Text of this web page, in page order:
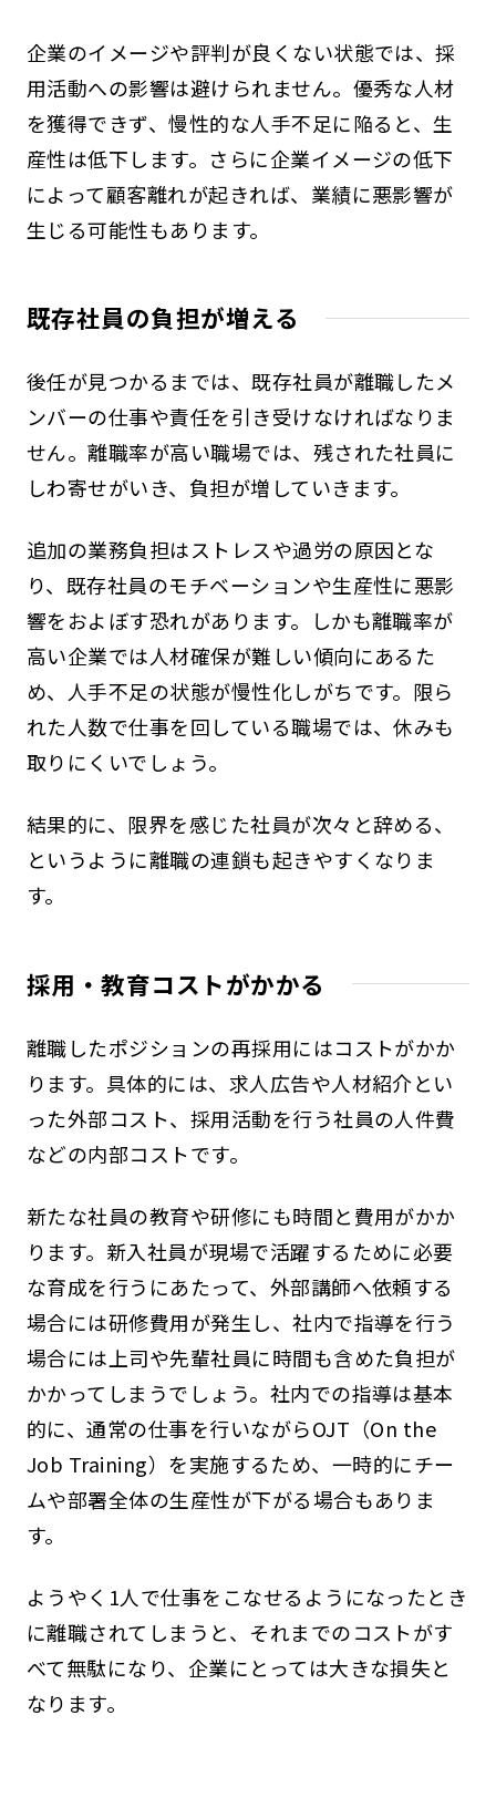
企業のイメージや評判が良くない状態では、採
用活動への影響は避けられません。優秀な人材
を獲得できず、慢性的な人手不足に陥ると、生
産性は低下します。さらに企業イメージの低下
によって顧客離れが起きれば、業績に悪影響が
生じる可能性もあります。
既存社員の負担が増える
後任が見つかるまでは、既存社員が離職したメ
ンバーの仕事や責任を引き受けなければなりま
せん。離職率が高い職場では、残された社員に
しわ寄せがいき、負担が増していきます。
追加の業務負担はストレスや過労の原因とな
り、既存社員のモチベーションや生産性に悪影
響をおよぼす恐れがあります。しかも離職率が
高い企業では人材確保が難しい傾向にあるた
め、人手不足の状態が慢性化しがちです。限ら
れた人数で仕事を回している職場では、休みも
取りにくいでしょう。
結果的に、限界を感じた社員が次々と辞める、
というように離職の連鎖も起きやすくなりま
す。
採用・教育コストがかかる
離職したポジションの再採用にはコストがかか
ります。具体的には、求人広告や人材紹介とい
った外部コスト、採用活動を行う社員の人件費
などの内部コストです。
新たな社員の教育や研修にも時間と費用がかか
ります。新入社員が現場で活躍するために必要
な育成を行うにあたって、外部講師へ依頼する
場合には研修費用が発生し、社内で指導を行う
場合には上司や先輩社員に時間も含めた負担が
かかってしまうでしょう。社内での指導は基本
的に、通常の仕事を行いながらOJT（On the
Job Training）を実施するため、一時的にチー
ムや部署全体の生産性が下がる場合もありま
す。
ようやく1人で仕事をこなせるようになったとき
に離職されてしまうと、それまでのコストがす
べて無駄になり、企業にとっては大きな損失と
なります。